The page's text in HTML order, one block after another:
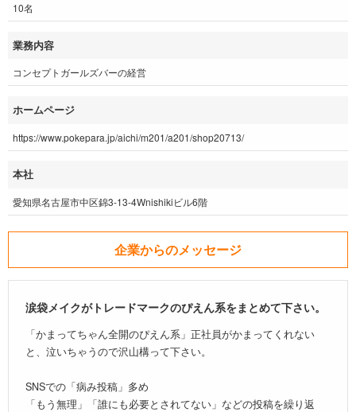
10名
業務内容
コンセプトガールズバーの経営
ホームページ
https://www.pokepara.jp/aichi/m201/a201/shop20713/
本社
愛知県名古屋市中区錦3-13-4Wnishikiビル6階
企業からのメッセージ
涙袋メイクがトレードマークのぴえん系をまとめて下さい。
「かまってちゃん全開のぴえん系」正社員がかまってくれない
と、泣いちゃうので沢山構って下さい。
SNSでの「病み投稿」多め
「もう無理」「誰にも必要とされてない」などの投稿を繰り返